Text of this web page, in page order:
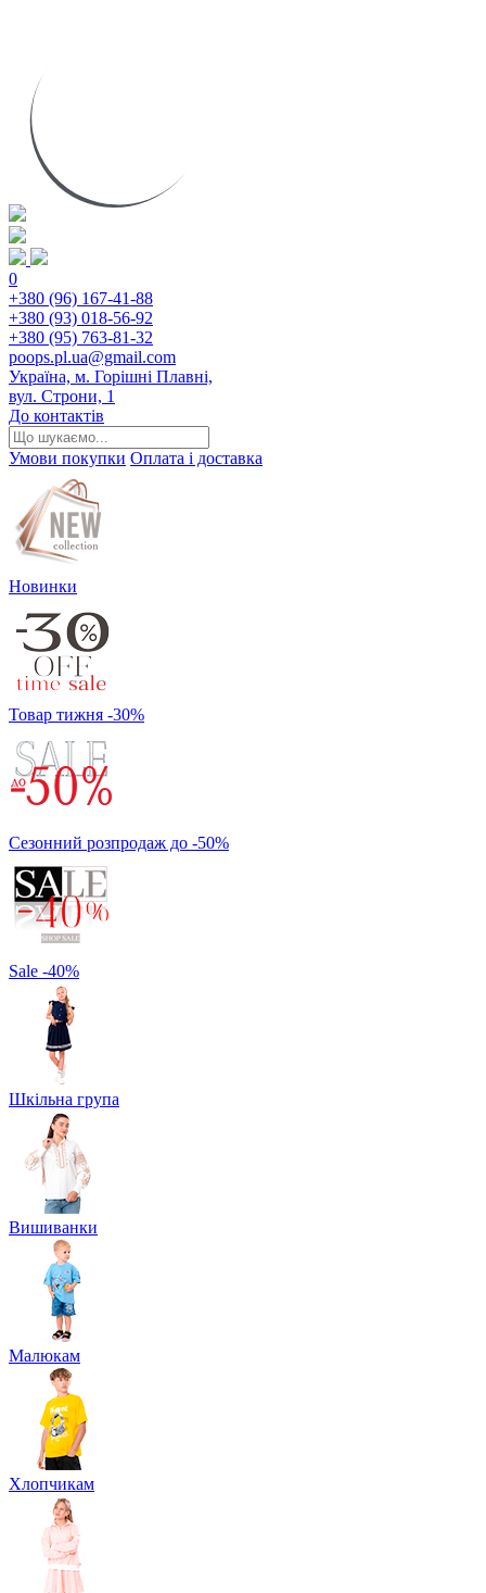
0
+380 (96) 167-41-88
+380 (93) 018-56-92
+380 (95) 763-81-32
poops.pl.ua@gmail.com
Україна, м. Горішні Плавні,
вул. Строни, 1
До контактів
Умови покупки Оплата і доставка
Новинки
Товар тижня -30%
Сезонний розпродаж до -50%
Sale -40%
Шкільна група
Вишиванки
Малюкам
Хлопчикам